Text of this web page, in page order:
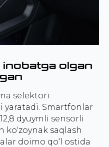
inobatga olgan
selektori
yaratadi. Smartfonlar
dyuymli sensorli
ko‘zoynak saqlash
doimo qo‘l ostida